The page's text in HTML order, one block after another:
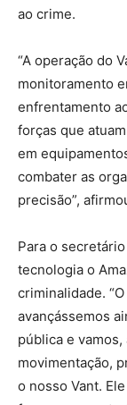
ao crime.
“A operação do
monitoramento
enfrentamento
forças que
em
combater as
precisão”,
Para o
tecnologia o
criminalidade.
avançássemos
pública e
movimentação,
o nosso Vant.